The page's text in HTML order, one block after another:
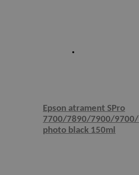
Epson atrament SPro
7700/7890/7900/
photo black 150ml